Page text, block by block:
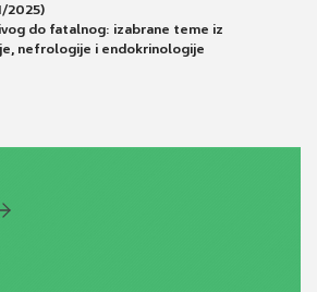
2025)
do fatalnog: izabrane teme iz
nefrologije i endokrinologije